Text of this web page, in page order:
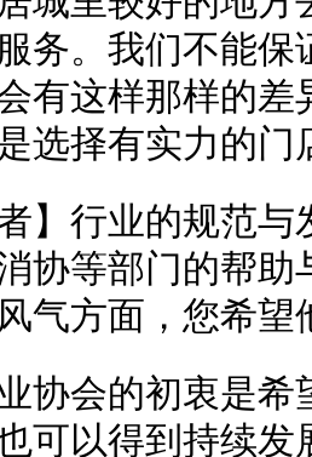
务。我们不能
有这样那样的
选择有实力的门
】行业的规范
协等部门的帮
气方面，您希
协会的初衷是
可以得到持续发